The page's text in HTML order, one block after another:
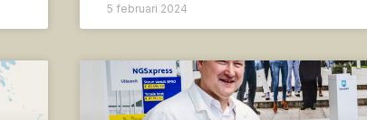
5 februari 2024